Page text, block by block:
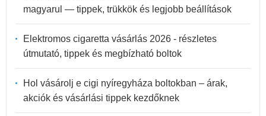
magyarul — tippek, trükkök és legjobb beállítások
Elektromos cigaretta vásárlás 2026 - részletes
útmutató, tippek és megbízható boltok
Hol vásárolj e cigi nyíregyháza boltokban – árak,
akciók és vásárlási tippek kezdőknek